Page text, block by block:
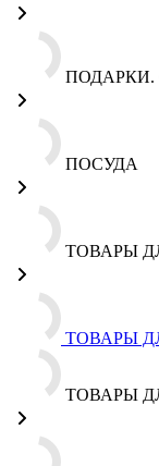
ПОСУДА
ТОВАРЫ
ТОВАРЫ
ТОВАРЫ